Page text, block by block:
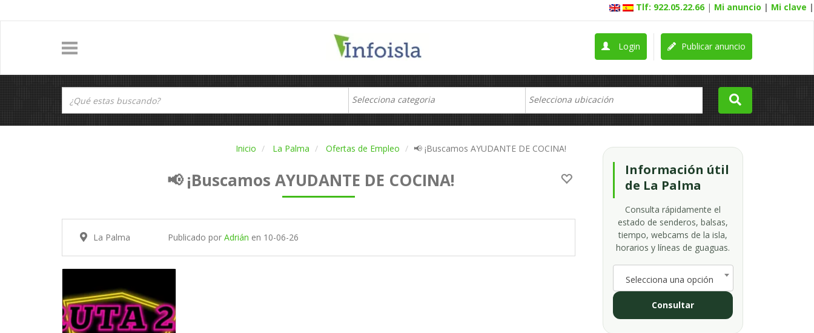
Tlf: 922.05.22.66 | Mi anuncio | Mi clave |
Publicar anuncio
Login
Inicio La Palma Ofertas de Empleo 📢 ¡Buscamos AYUDANTE DE COCINA!
📢 ¡Buscamos AYUDANTE DE COCINA!
La Palma Publicado por Adrián en 10-06-26
Información útil
de La Palma
Consulta rápidamente el
estado de senderos, balsas,
tiempo, webcams de la isla,
horarios y líneas de guaguas.
Selecciona una opción
Consultar